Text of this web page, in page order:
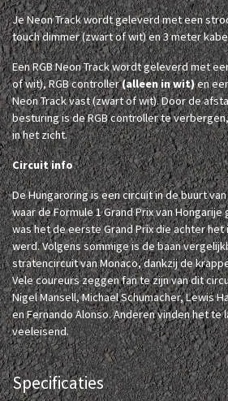
Je Neon Track wordt geleverd met een
touch dimmer (zwart of wit) en 3 meter
Een RGB Neon Track wordt geleverd met
of wit), RGB controller(alleen in wit)en
Neon Track vast (zwart of wit). Door de
besturing is de RGB controller te
in het zicht.
Circuit info
De Hungaroring is een circuit in de buurt
waar de Formule 1 Grand Prix van
was het de eerste Grand Prix die achter
werd. Volgens sommige is de baan
stratencircuit van Monaco, dankzij de
Vele coureurs zeggen fan te zijn van dit
Nigel Mansell, Michael Schumacher, Lewis
en Fernando Alonso. Anderen vinden het te
veeleisend.
Specificaties